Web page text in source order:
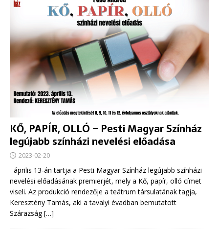
KŐ, PAPÍR, OLLÓ – Pesti Magyar Színház
legújabb színházi nevelési előadása
2023-02-20
április 13-án tartja a Pesti Magyar Színház legújabb színházi
nevelési előadásának premierjét, mely a Kő, papír, olló címet
viseli. Az produkció rendezője a teátrum társulatának tagja,
Keresztény Tamás, aki a tavalyi évadban bemutatott
Szárazság[…]